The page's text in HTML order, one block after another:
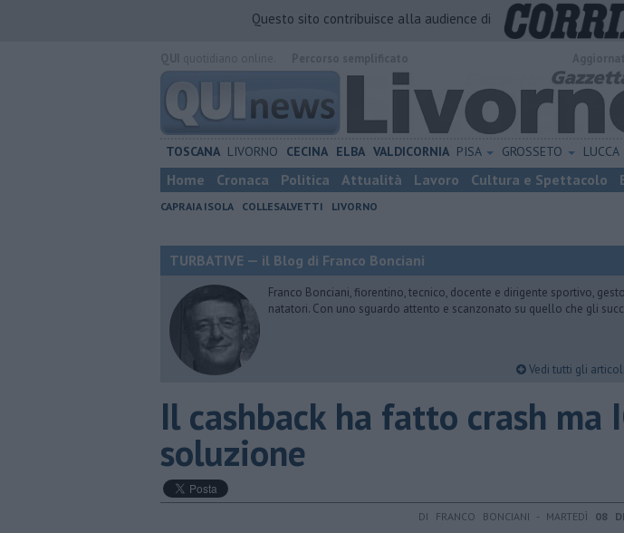
Questo sito contribuisce alla audience di
TOSCANA LIVORNO CECINA ELBA VALDICORNIA PISA GROSSETO LUCCA
Home Cronaca Politica Attualità Lavoro Cultura e Spettacolo
CAPRAIA ISOLA COLLESALVETTI LIVORNO
TURBATIVE — il Blog di Franco Bonciani
Franco Bonciani, fiorentino, tecnico, docente e dirigente sportivo,
natatori. Con uno sguardo attento e scanzonato su quello che gli
Vedi tutti gli
Il cashback ha fatto crash ma
soluzione
DI FRANCO BONCIANI - MARTEDÌ 08